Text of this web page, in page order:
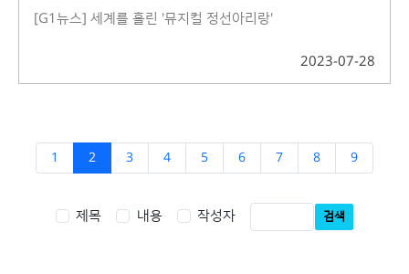
[G1뉴스] 세계를 홀린 '뮤지컬 정선아리랑'
2023-07-28
1 2 3 4 5 6 7 8 9
제목 내용 작성자 검색